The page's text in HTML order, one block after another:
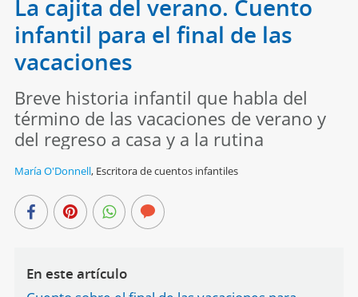
La cajita del verano. Cuento
infantil para el final de las
vacaciones
Breve historia infantil que habla del
término de las vacaciones de verano y
del regreso a casa y a la rutina
María O'Donnell, Escritora de cuentos infantiles
En este artículo